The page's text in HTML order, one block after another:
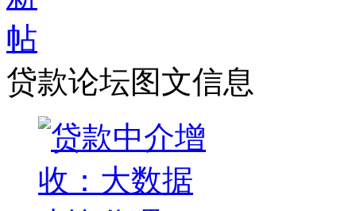
贷款论坛图文信息